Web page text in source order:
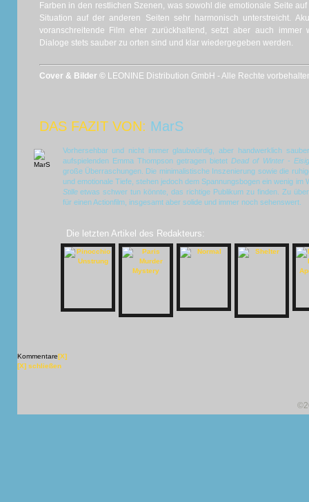
Farben in den restlichen Szenen, was sowohl die emotionale Seite
Situation auf der anderen Seiten sehr harmonisch unterstreicht.
voranschreitende Film eher zurückhaltend, setzt aber auch immer
Dialoge stets sauber zu orten sind und klar wiedergegeben werden.
Cover & Bilder © LEONINE Distribution GmbH - Alle Rechte
DAS FAZIT VON: MarS
Vorhersehbar und nicht immer glaubwürdig, aber handwerklich
aufspielenden Emma Thompson getragen bietetDead of Winter -
große Überraschungen. Die minimalistische Inszenierung sowie die
und emotionale Tiefe, stehen jedoch dem Spannungsbogen ein wenig im
Stilleetwas schwer tun könnte, das richtige Publikum zu finden. Zu
für einen Actionfilm, insgesamt aber solide und immer noch sehenswert.
Die letzten Artikel des Redakteurs:
Kommentare[X]
[X] schließen